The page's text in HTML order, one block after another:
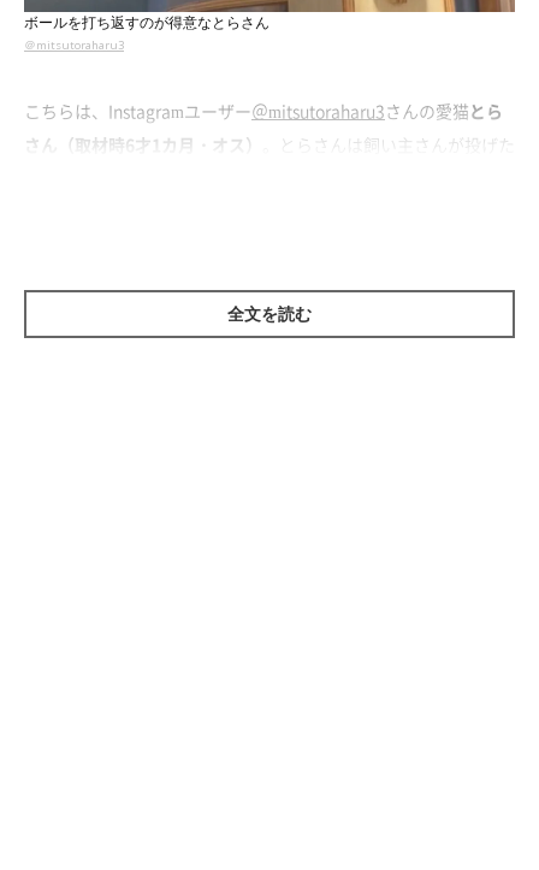
ボールを打ち返すのが得意なとらさん
＠mitsutoraharu3
こちらは、Instagramユーザー＠mitsutoraharu3さんの愛猫とら
さん（取材時6才1カ月・オス）
。とらさんは飼い主さんが投げた
ちゃ上手ですね」といった感心するコメントがよせられました。
全文を読む